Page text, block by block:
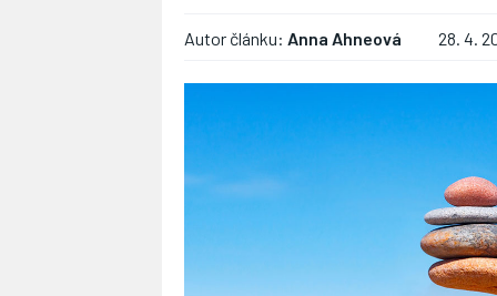
Autor článku: Anna Ahneová 28. 4.